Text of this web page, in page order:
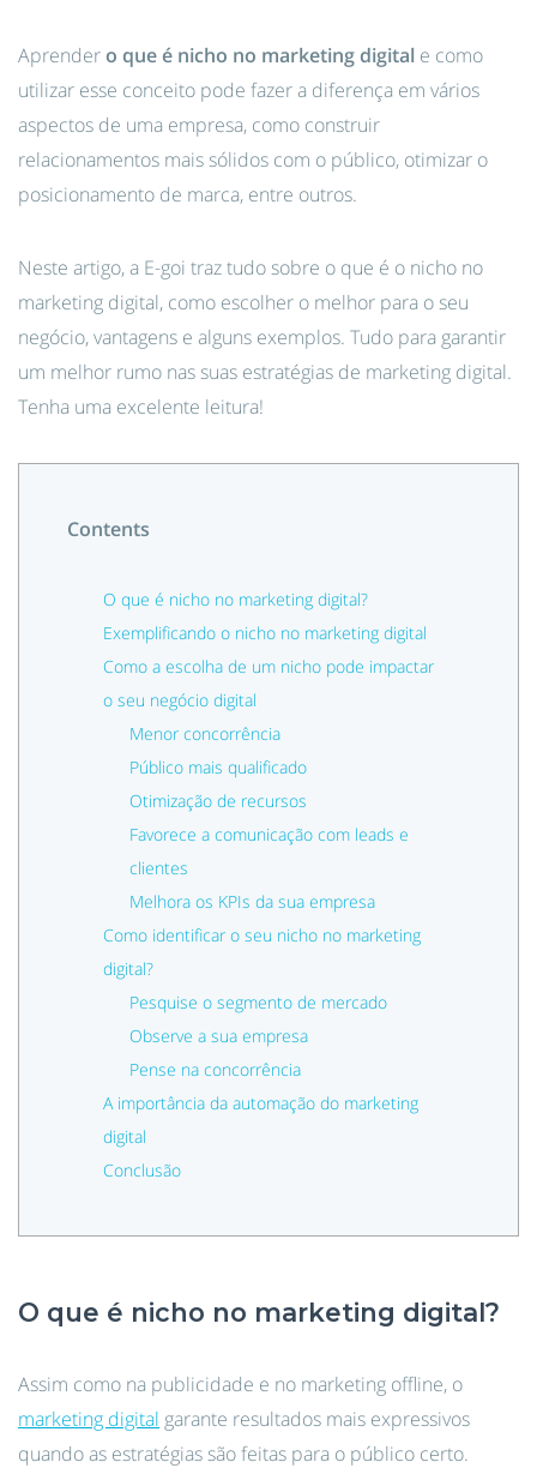
Aprendero que é nicho no marketing digital e como
utilizar esse conceito pode fazer a diferença em vários
aspectos de uma empresa, como construir
relacionamentos mais sólidos com o público, otimizar o
posicionamento de marca, entre outros.
Neste artigo, a E-goi traz tudo sobre o que é o nicho no
marketing digital, como escolher o melhor para o seu
negócio, vantagens e alguns exemplos. Tudo para garantir
um melhor rumo nas suas estratégias de marketing digital.
Tenha uma excelente leitura!
Contents
O que é nicho no marketing digital?
Exemplificando o nicho no marketing digital
Como a escolha de um nicho pode impactar
o seu negócio digital
Menor concorrência
Público mais qualificado
Otimização de recursos
Favorece a comunicação com leads e
clientes
Melhora os KPIs da sua empresa
Como identificar o seu nicho no marketing
digital?
Pesquise o segmento de mercado
Observe a sua empresa
Pense na concorrência
A importância da automação do marketing
digital
Conclusão
O que é nicho no marketing digital?
Assim como na publicidade e no marketing offline, o
marketing digital garante resultados mais expressivos
quando as estratégias são feitas para o público certo.